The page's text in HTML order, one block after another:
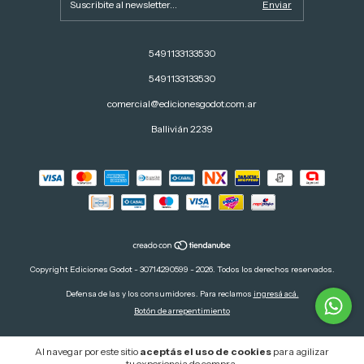
Al navegar por este sitio aceptás el uso de cookies para agilizar
5491133133530
5491133133530
comercial@edicionesgodot.com.ar
Ballivián 2239
Copyright Ediciones Godot - 30714290599 - 2026. Todos los derechos reservados.
Defensa de las y los consumidores. Para reclamos ingresá acá.
Botón de arrepentimiento